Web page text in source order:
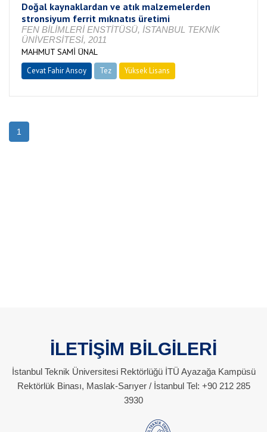
Doğal kaynaklardan ve atık malzemelerden
stronsiyum ferrit mıknatıs üretimi
FEN BİLİMLERİ ENSTİTÜSÜ, İSTANBUL TEKNİK
ÜNİVERSİTESİ, 2011
MAHMUT SAMİ ÜNAL
Cevat Fahir Arısoy Tez Yüksek Lisans
1
İLETİŞİM BİLGİLERİ
İstanbul Teknik Üniversitesi Rektörlüğü İTÜ Ayazağa Kampüsü
Rektörlük Binası, Maslak-Sarıyer / İstanbul Tel: +90 212 285
3930